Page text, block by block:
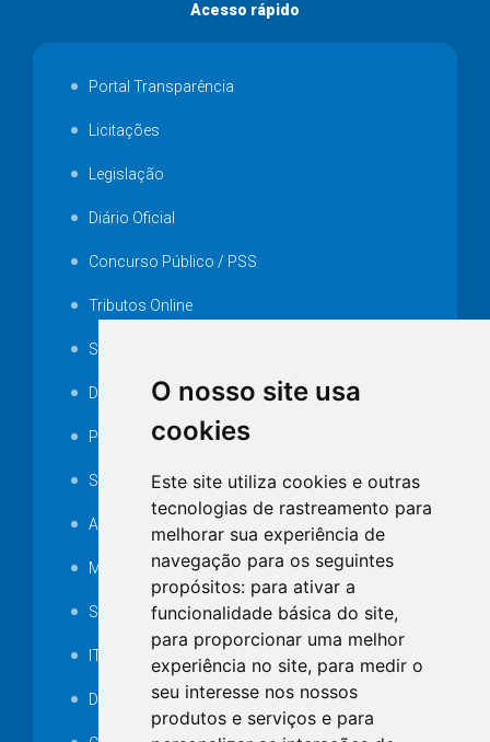
O nosso site usa
cookies
Este site utiliza cookies e outras
tecnologias de rastreamento para
melhorar sua experiência de
navegação para os seguintes
propósitos: para ativar a
funcionalidade básica do site,
para proporcionar uma melhor
experiência no site, para medir o
seu interesse nos nossos
produtos e serviços e para
Acesso rápido
Portal Transparência
Licitações
Legislação
Diário Oficial
Concurso Público / PSS
Tributos Online
Serviços ISS-E
Decretos
Portarias
SAMAE
Audiência pública
MANUTENÇÃO DE ILUMINAÇÃO PÚBLICA
Serviços Técnicos TI
ITR
Desapropriações